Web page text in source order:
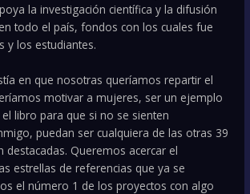
la investigación científica y la difusión
todo el país, fondos con los cuales fue
y los estudiantes.
en que nosotras queríamos repartir el
motivar a mujeres, ser un ejemplo
libro para que si no se sienten
puedan ser cualquiera de las otras 39
destacadas. Queremos acercar el
estrellas de referencias que ya se
el número 1 de los proyectos con algo